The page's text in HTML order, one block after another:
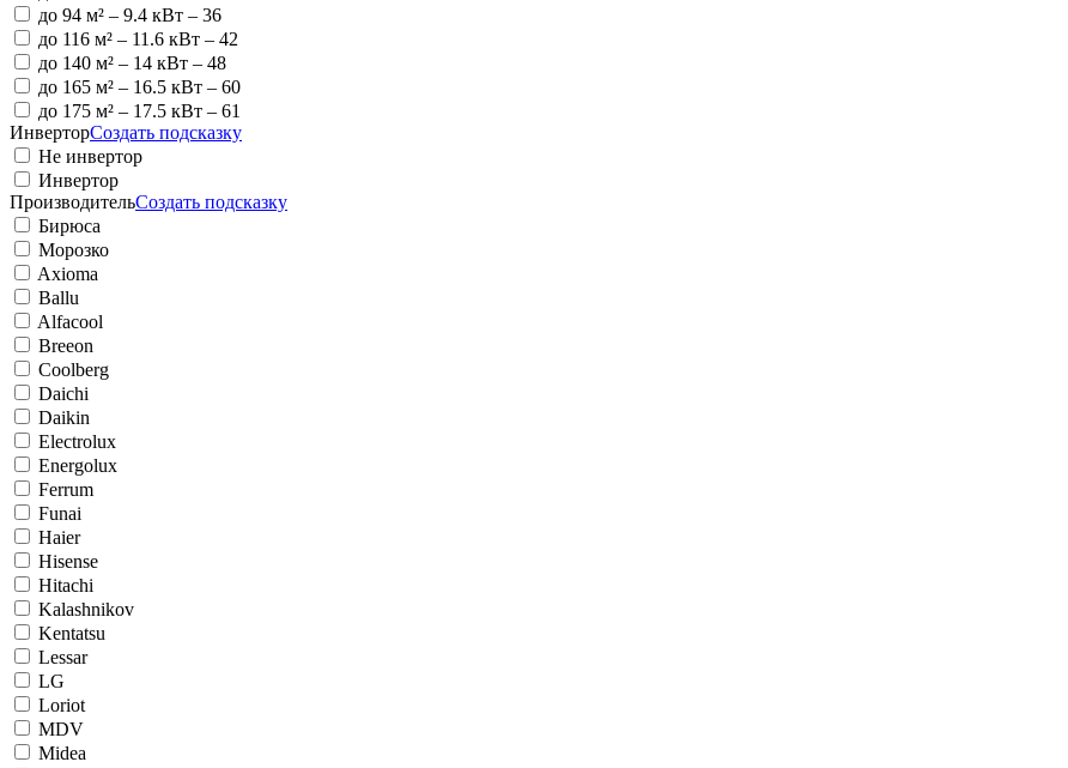
до 94 м² – 9.4 кВт – 36
до 116 м² – 11.6 кВт – 42
до 140 м² – 14 кВт – 48
до 165 м² – 16.5 кВт – 60
до 175 м² – 17.5 кВт – 61
ИнверторСоздать подсказку
Не инвертор
Инвертор
ПроизводительСоздать подсказку
Бирюса
Морозко
Axioma
Ballu
Alfacool
Breeon
Coolberg
Daichi
Daikin
Electrolux
Energolux
Ferrum
Funai
Haier
Hisense
Hitachi
Kalashnikov
Kentatsu
Lessar
LG
Loriot
MDV
Midea